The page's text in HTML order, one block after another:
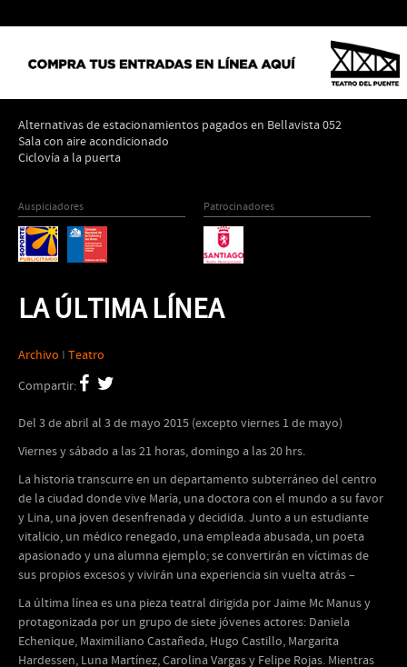
Alternativas de estacionamientos pagados en Bellavista 052
Sala con aire acondicionado
Ciclovía a la puerta
Auspiciadores Patrocinadores
LA ÚLTIMA LÍNEA
Archivo I Teatro
Compartir:
Del 3 de abril al 3 de mayo 2015 (excepto viernes 1 de mayo)
Viernes y sábado a las 21 horas, domingo a las 20 hrs.
La historia transcurre en un departamento subterráneo del centro
de la ciudad donde vive María, una doctora con el mundo a su favor
y Lina, una joven desenfrenada y decidida. Junto a un estudiante
vitalicio, un médico renegado, una empleada abusada, un poeta
apasionado y una alumna ejemplo; se convertirán en víctimas de
sus propios excesos y vivirán una experiencia sin vuelta atrás –
La última línea es una pieza teatral dirigida por Jaime Mc Manus y
protagonizada por un grupo de siete jóvenes actores: Daniela
Echenique, Maximiliano Castañeda, Hugo Castillo, Margarita
Hardessen, Luna Martínez, Carolina Vargas y Felipe Rojas. Mientras